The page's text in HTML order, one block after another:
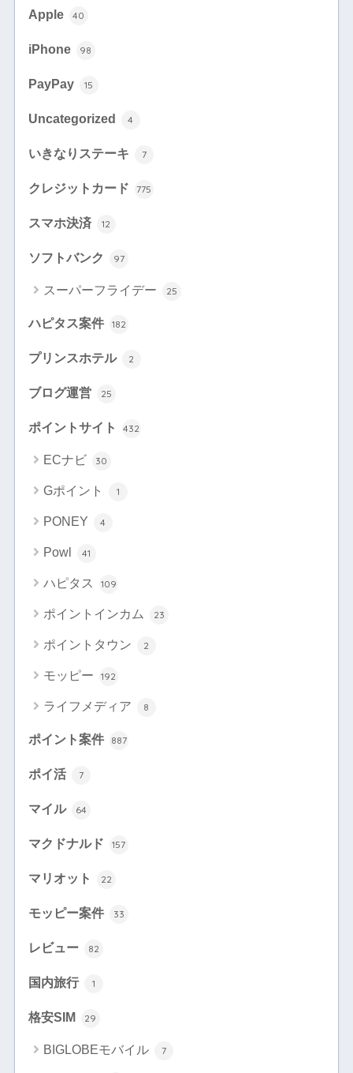
Apple 40
iPhone 98
PayPay 15
Uncategorized 4
いきなりステーキ 7
クレジットカード 775
スマホ決済 12
ソフトバンク 97
スーパーフライデー 25
ハピタス案件 182
プリンスホテル 2
ブログ運営 25
ポイントサイト 432
ECナビ 30
Gポイント 1
PONEY 4
Powl 41
ハピタス 109
ポイントインカム 23
ポイントタウン 2
モッピー 192
ライフメディア 8
ポイント案件 887
ポイ活 7
マイル 64
マクドナルド 157
マリオット 22
モッピー案件 33
レビュー 82
国内旅行 1
格安SIM 29
BIGLOBEモバイル 7